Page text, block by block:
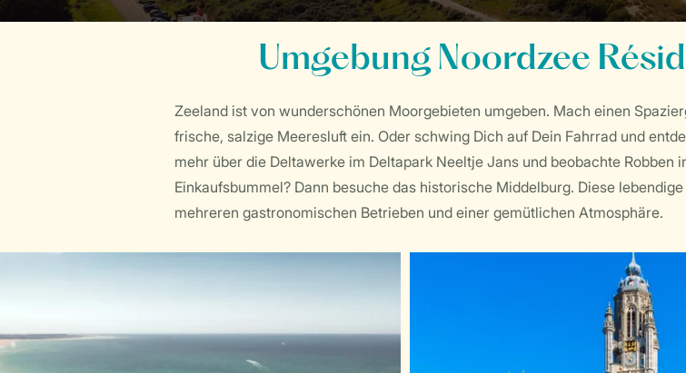
Umgebung Noordzee
Zeeland ist von wunderschönen Moorgebieten umgeben. Mach einen
frische, salzige Meeresluft ein. Oder schwing Dich auf Dein Fahrrad und
mehr über die Deltawerke im Deltapark Neeltje Jans und beobachte Robben
Einkaufsbummel? Dann besuche das historische Middelburg. Diese
mehreren gastronomischen Betrieben und einer gemütlichen Atmosphäre.